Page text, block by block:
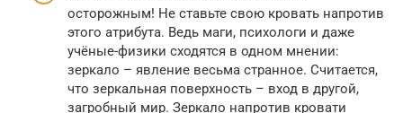
осторожным! Не ставьте свою кровать напротив
этого атрибута. Ведь маги, психологи и даже
учёные-физики сходятся в одном мнении:
зеркало – явление весьма странное. Считается,
что зеркальная поверхность – вход в другой,
загробный мир. Зеркало напротив кровати